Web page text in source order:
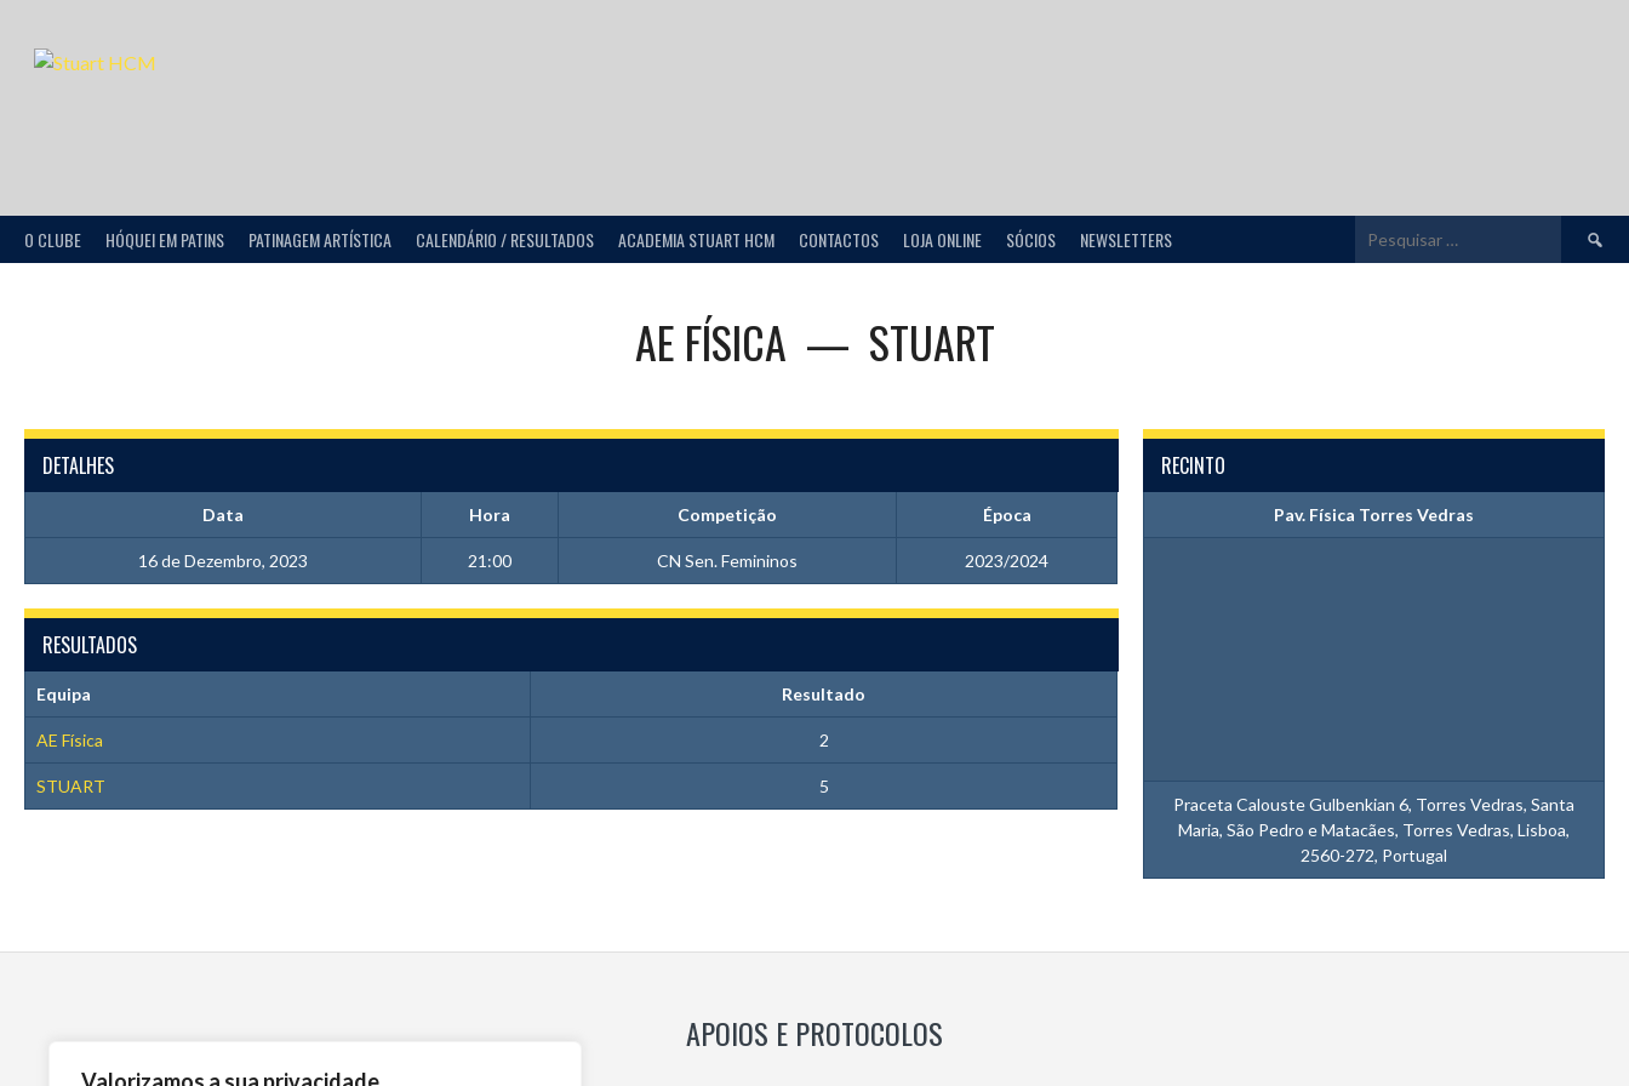
O CLUBE HÓQUEI EM PATINS PATINAGEM ARTÍSTICA CALENDÁRIO / RESULTADOS ACADEMIA STUART HCM CONTACTOS LOJA ONLINE SÓCIOS NEWSLETTERS
por:
AE FÍSICA — STUART
DETALHES
Data Hora Competição Época
16 de Dezembro, 2023 21:00 CN Sen. Femininos 2023/2024
RECINTO
Pav. Física Torres Vedras
Praceta Calouste Gulbenkian 6, Torres Vedras, Santa
Maria, São Pedro e Matacães, Torres Vedras, Lisboa,
2560-272, Portugal
RESULTADOS
Equipa Resultado
AE Física 2
STUART 5
APOIOS E PROTOCOLOS